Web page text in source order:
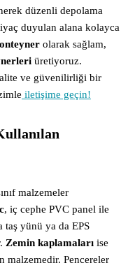
düzenli depolama
duyulan alana kolayca
olarak sağlam,
üretiyoruz.
ve güvenilirliği bir
iletişime geçin!
malzemeler
, iç cephe PVC panel ile
taş yünü ya da EPS
Zemin kaplamaları ise
malzemedir. Pencereler